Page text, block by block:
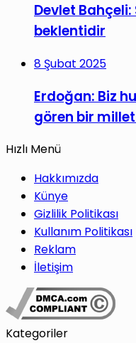
Devlet
beklentidir
8 Şubat 2025
Erdoğan: Biz
gören bir
Hızlı Menü
Hakkımızda
Künye
Gizlilik Politikası
Kullanım Politikası
Reklam
İletişim
Kategoriler